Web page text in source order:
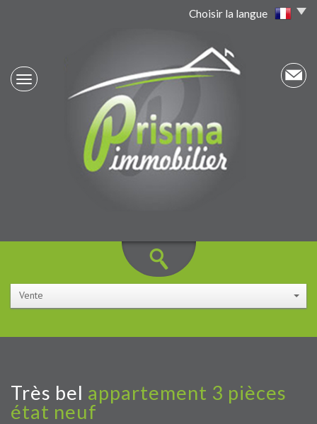
Choisir la langue
Vente
très bel appartement 3 pièces
état neuf